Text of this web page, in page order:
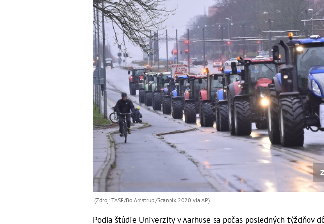
(Zdroj: TASR/Bo Amstrup /Scanpix 2020 via AP)
Podľa štúdie Univerzity v Aarhuse sa počas posledných týždňov